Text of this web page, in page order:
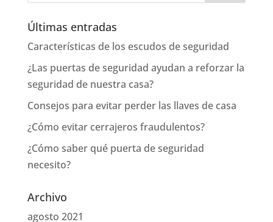
Últimas entradas
Características de los escudos de seguridad
¿Las puertas de seguridad ayudan a reforzar la
seguridad de nuestra casa?
Consejos para evitar perder las llaves de casa
¿Cómo evitar cerrajeros fraudulentos?
¿Cómo saber qué puerta de seguridad
necesito?
Archivo
agosto 2021